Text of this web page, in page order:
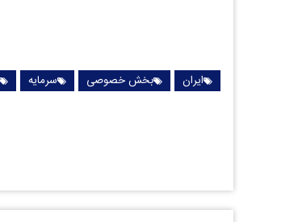
ایران بخش خصوصی سرمایه